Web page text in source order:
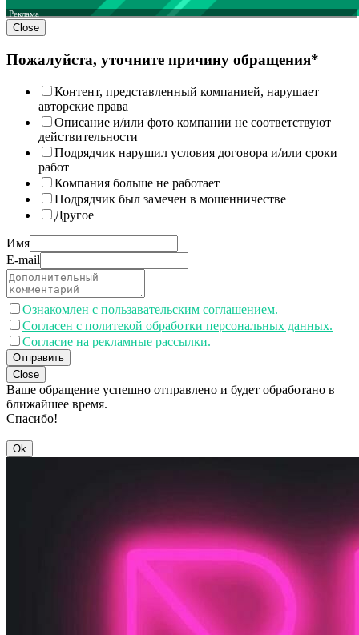
Реклама
Close
Пожалуйста, уточните причину обращения*
Контент, представленный компанией, нарушает
авторские права
Описание и/или фото компании не соответствуют
действительности
Подрядчик нарушил условия договора и/или сроки
работ
Компания больше не работает
Подрядчик был замечен в мошенничестве
Другое
Имя
E-mail
Ознакомлен с пользавательским соглашением.
Согласен с политекой обработки персональных данных.
Согласие на рекламные рассылки.
Отправить
Close
Ваше обращение успешно отправлено и будет обработано в
ближайшее время.
Спасибо!
Ok